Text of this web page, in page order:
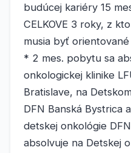
budúcej kariéry 15
CELKOVE 3 roky, z
musia byť orientované
* 2 mes. pobytu sa
onkologickej klinike
Bratislave, na
DFN Banská Bystrica
detskej onkológie
absolvuje na Detskej